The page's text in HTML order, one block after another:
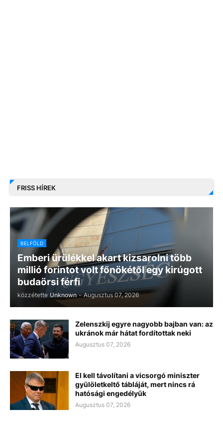
FRISS HÍREK
BELFÖLD
Emberi ürülékkel akart kizsarolni több
millió forintot volt főnökétől egy kirúgott
budaörsi férfi
közzétette Unknown - Augusztus 07, 2026
Zelenszkij egyre nagyobb bajban van: az
ukránok már hátat fordítottak neki
Augusztus 07, 2026
El kell távolítani a vicsorgó miniszter
gyülöletkeltő tábláját, mert nincs rá
hatósági engedélyük
Augusztus 07, 2026